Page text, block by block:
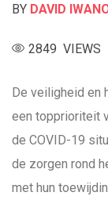
BY DAVID
2849 VIEWS
De veiligheid en
een topprioriteit
de COVID-19
de zorgen rond
met hun